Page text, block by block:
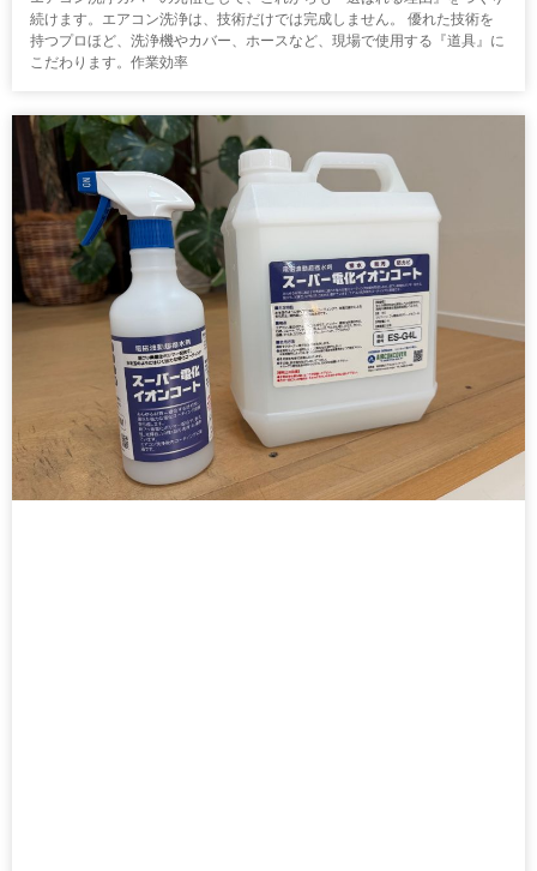
続けます。エアコン洗浄は、技術だけでは完成しません。 優れた技術を
持つプロほど、洗浄機やカバー、ホースなど、現場で使用する『道具』に
こだわります。作業効率